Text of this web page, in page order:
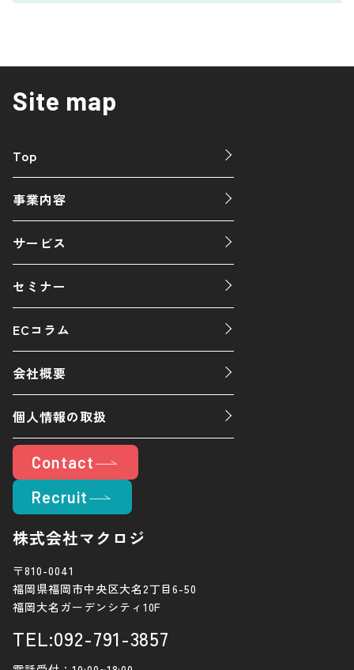
Site map
Top
事業内容
サービス
セミナー
ECコラム
会社概要
個人情報の取扱
Contact
Recruit
株式会社マクロジ
〒810-0041
福岡県福岡市中央区大名2丁目6-50
福岡大名ガーデンシティ10F
TEL:092-791-3857